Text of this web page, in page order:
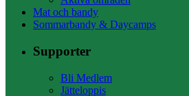
Mat och bandy
Sommarbandy & Daycamps
Supporter
Bli Medlem
Jätteloppis